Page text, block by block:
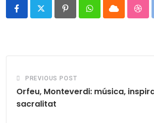
PinterestWhatsappCloud
PREVIOUS POST
Orfeu, Monteverdi: música,
sacralitat